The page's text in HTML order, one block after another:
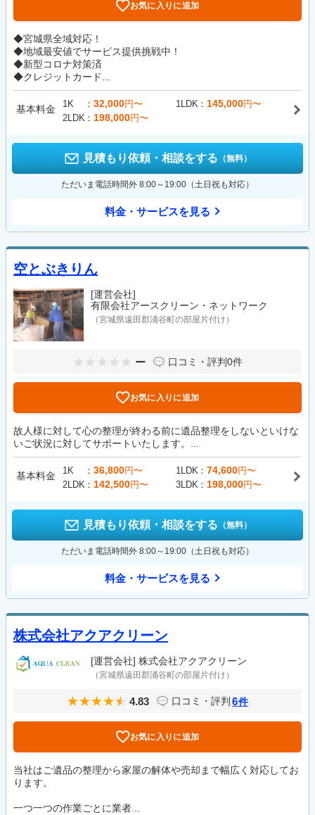
お気に入りに追加
◆宮城県全域対応！
◆地域最安値でサービス提供挑戦中！
◆新型コロナ対策済
◆クレジットカード...
基本料金 1K 32,000円〜 1LDK 145,000円〜
2LDK
198,000円〜
見積もり依頼・相談をする （無料）
ただいま電話時間外 8:00～19:00（土日祝も対応）
料金・サービスを見る
空とぶきりん
[運営会社]
有限会社アースクリーン・ネットワーク
（宮城県遠田郡涌谷町の部屋片付け）
ー 口コミ・評判0件
お気に入りに追加
故人様に対して心の整理が終わる前に遺品整理をしないといけな
いご状況に対してサポートいたします。...
基本料金 1K 36,800円〜 1LDK 74,600円〜
2LDK
142,500円〜 3LDK 198,000円〜
見積もり依頼・相談をする （無料）
ただいま電話時間外 8:00～19:00（土日祝も対応）
料金・サービスを見る
株式会社アクアクリーン
[運営会社] 株式会社アクアクリーン
（宮城県遠田郡涌谷町の部屋片付け）
4.83 口コミ・評判 6件
お気に入りに追加
当社はご遺品の整理から家屋の解体や売却まで幅広く対応してお
ります。
一つ一つの作業ごとに業者...